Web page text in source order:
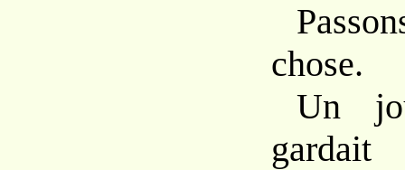
chose.
Un
gardait